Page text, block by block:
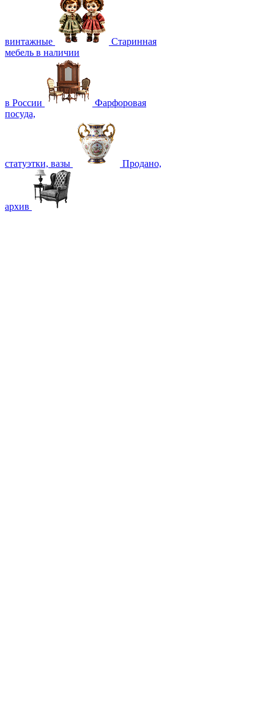
винтажные
Старинная
мебель в наличии
в России
Фарфоровая
посуда,
статуэтки, вазы Продано,
архив